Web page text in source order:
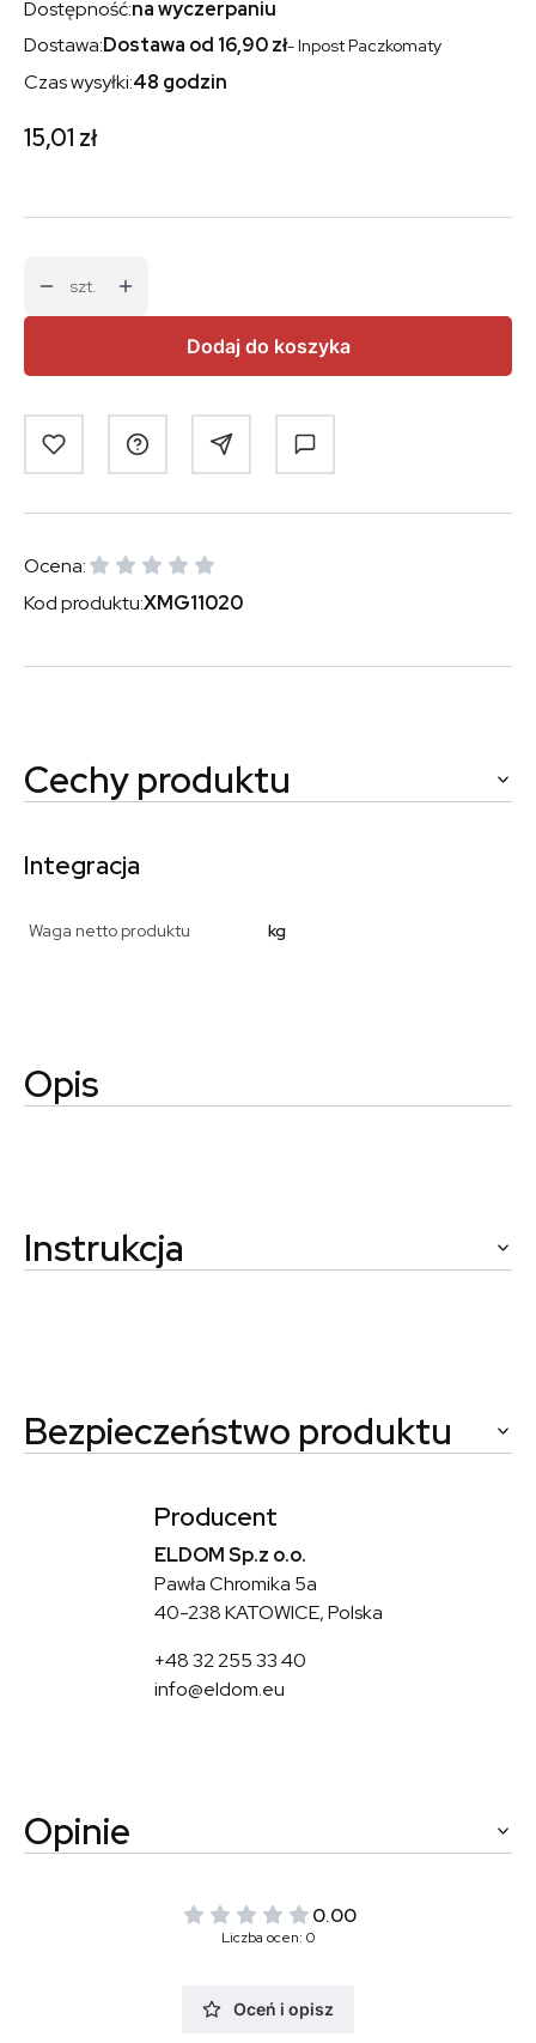
Dostępność:na wyczerpaniu
Dostawa:Dostawa od 16,90 zł- Inpost Paczkomaty
Czas wysyłki:48 godzin
Cena
15,01 zł
szt.
Dodaj do koszyka
Ocena:
Kod produktu:XMG11020
Cechy produktu
Integracja
Waga netto produktu kg
Opis
Instrukcja
Bezpieczeństwo produktu
Producent
ELDOM Sp.z o.o.
Pawła Chromika 5a
40-238 KATOWICE, Polska
+48 32 255 33 40
info@eldom.eu
Opinie
0.00
Liczba ocen: 0
Oceń i opisz